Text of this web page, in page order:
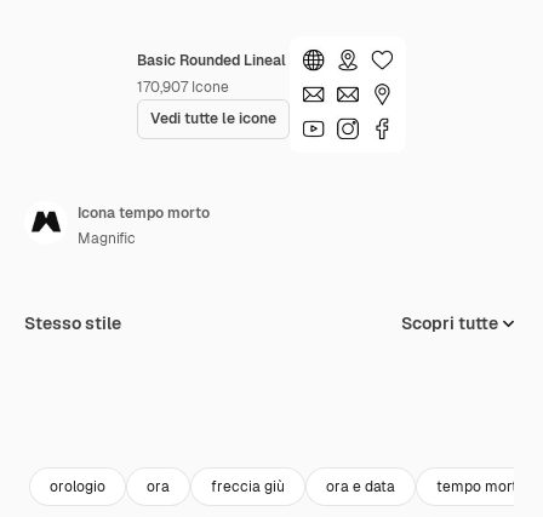
Basic Rounded Lineal
170,907 Icone
Vedi tutte le icone
Icona tempo morto
Magnific
Stesso stile Scopri tutte
orologio ora freccia giù ora e data tempo morto